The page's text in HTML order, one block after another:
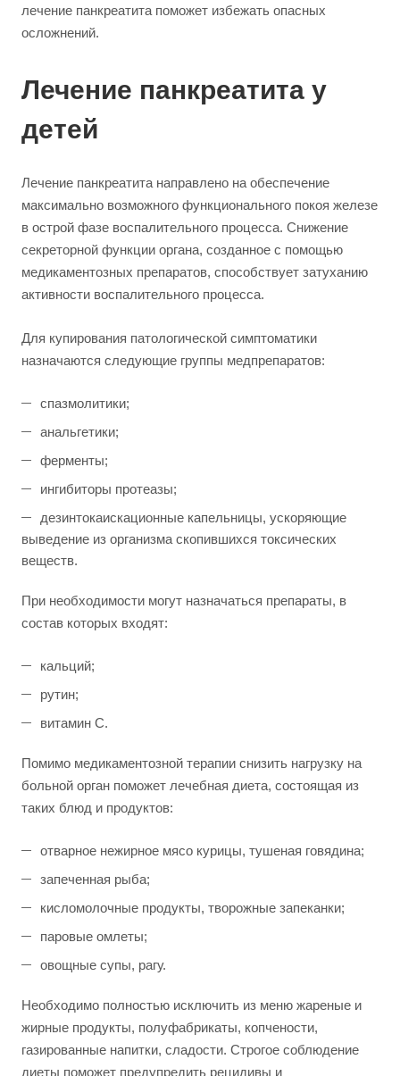
лечение панкреатита поможет избежать опасных
осложнений.
Лечение панкреатита у
детей
Лечение панкреатита направлено на обеспечение
максимально возможного функционального покоя железе
в острой фазе воспалительного процесса. Снижение
секреторной функции органа, созданное с помощью
медикаментозных препаратов, способствует затуханию
активности воспалительного процесса.
Для купирования патологической симптоматики
назначаются следующие группы медпрепаратов:
спазмолитики;
анальгетики;
ферменты;
ингибиторы протеазы;
дезинтокаискационные капельницы, ускоряющие
выведение из организма скопившихся токсических
веществ.
При необходимости могут назначаться препараты, в
состав которых входят:
кальций;
рутин;
витамин С.
Помимо медикаментозной терапии снизить нагрузку на
больной орган поможет лечебная диета, состоящая из
таких блюд и продуктов:
отварное нежирное мясо курицы, тушеная говядина;
запеченная рыба;
кисломолочные продукты, творожные запеканки;
паровые омлеты;
овощные супы, рагу.
Необходимо полностью исключить из меню жареные и
жирные продукты, полуфабрикаты, копчености,
газированные напитки, сладости. Строгое соблюдение
диеты поможет предупредить рецидивы и